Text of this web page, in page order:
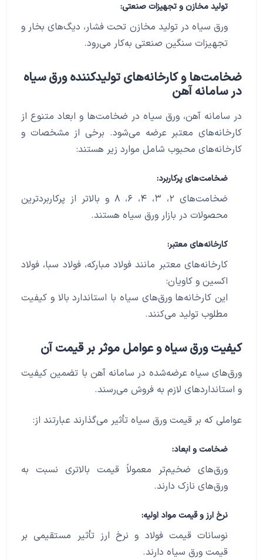
تولید مخازن و تجهیزات صنعتی:
ورق سیاه در تولید مخازن تحت فشار، دیگ‌های بخار و
تجهیزات سنگین صنعتی به‌کار می‌رود.
ضخامت‌ها و کارخانه‌های تولیدکننده ورق سیاه
در سامانه آهن
در سامانه آهن، ورق سیاه در ضخامت‌ها و ابعاد متنوع از
کارخانه‌های معتبر عرضه می‌شود. برخی از مشخصات و
کارخانه‌های محبوب شامل موارد زیر هستند:
ضخامت‌های پرکاربرد:
ضخامت‌های ۲، ۳، ۴، ۶، ۸ و بالاتر از پرکاربردترین
محصولات در بازار ورق سیاه هستند.
کارخانه‌های معتبر:
کارخانه‌های معتبر مانند فولاد مبارکه، فولاد سبا، فولاد
اکسین و کاویان:
این کارخانه‌ها ورق‌های سیاه با استاندارد بالا و کیفیت
مطلوب تولید می‌کنند.
کیفیت ورق سیاه و عوامل موثر بر قیمت آن
ورق‌های سیاه عرضه‌شده در سامانه آهن با تضمین کیفیت
و استانداردهای لازم به فروش می‌رسند.
عواملی که بر قیمت ورق سیاه تأثیر می‌گذارند عبارتند از:
ضخامت و ابعاد:
ورق‌های ضخیم‌تر معمولاً قیمت بالاتری نسبت به
ورق‌های نازک دارند.
نرخ ارز و قیمت مواد اولیه:
نوسانات قیمت فولاد و نرخ ارز تأثیر مستقیمی بر
قیمت ورق سیاه دارند.